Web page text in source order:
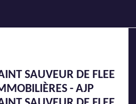
SAUVEUR DE FLEE
- AJP